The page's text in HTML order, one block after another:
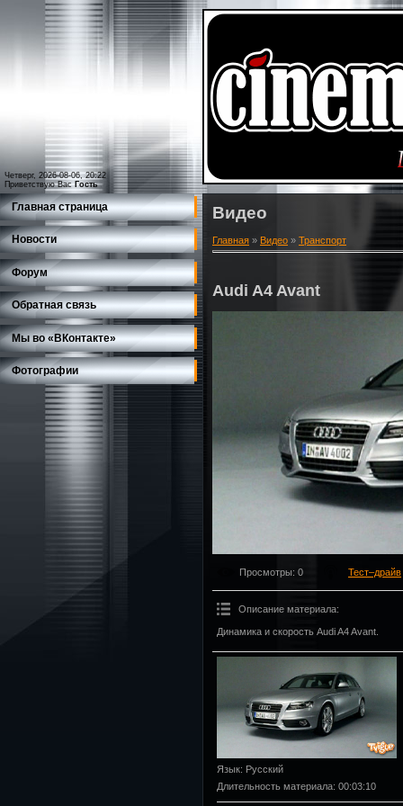
Четверг, 2026-08-06, 20:22
Приветствую Вас Гость
Главная страница
Новости
Форум
Обратная связь
Мы во «ВКонтакте»
Фотографии
Видео
Главная » Видео » Транспорт
Audi A4 Avant
Просмотры: 0 Тест–драйв
Описание материала:
Динамика и скорость Audi A4 Avant.
Язык: Русский
Длительность материала: 00:03:10